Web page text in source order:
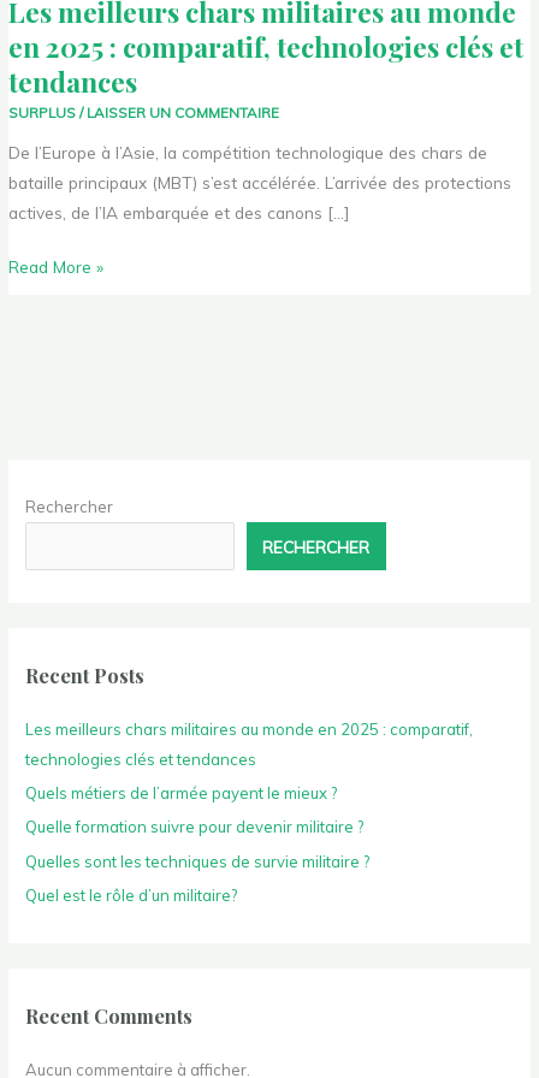
Les meilleurs chars militaires au monde
en 2025 : comparatif, technologies clés et
tendances
SURPLUS / LAISSER UN COMMENTAIRE
De l’Europe à l’Asie, la compétition technologique des chars de
bataille principaux (MBT) s’est accélérée. L’arrivée des protections
actives, de l’IA embarquée et des canons […]
tendances
Read More »
Rechercher
RECHERCHER
Recent Posts
Les meilleurs chars militaires au monde en 2025 : comparatif,
technologies clés et tendances
Quels métiers de l’armée payent le mieux ?
Quelle formation suivre pour devenir militaire ?
Quelles sont les techniques de survie militaire ?
Quel est le rôle d’un militaire?
Recent Comments
Aucun commentaire à afficher.